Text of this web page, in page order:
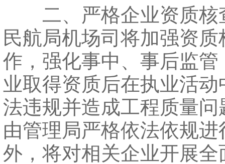
二、严格企业资质核
民航局机场司将加强资质
作，强化事中、事后监管
业取得资质后在执业活动
法违规并造成工程质量问
由管理局严格依法依规进
外，将对相关企业开展全